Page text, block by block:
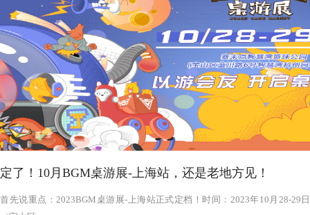
定了！10月BGM桌游展-上海站，还是老地方见！
首先说重点：2023BGM桌游展-上海站正式定档！时间：2023年10月28-29